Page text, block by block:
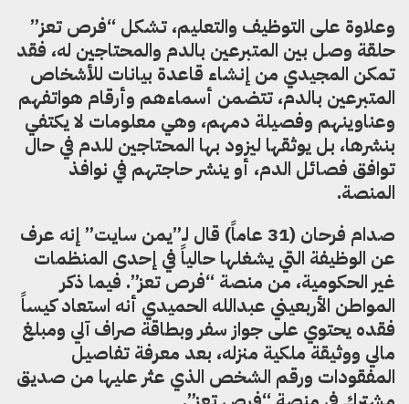
وعلاوة على التوظيف والتعليم، تشكل “فرص تعز”
حلقة وصل بين المتبرعين بالدم والمحتاجين له، فقد
تمكن المجيدي من إنشاء قاعدة بيانات للأشخاص
المتبرعين بالدم، تتضمن أسماءهم وأرقام هواتفهم
وعناوينهم وفصيلة دمهم، وهي معلومات لا يكتفي
بنشرها، بل يوثقها ليزود بها المحتاجين للدم في حال
توافق فصائل الدم، أو ينشر حاجتهم في نوافذ
المنصة.
صدام فرحان (31 عاماً) قال لـ”يمن سايت” إنه عرف
عن الوظيفة التي يشغلها حالياً في إحدى المنظمات
غير الحكومية، من منصة “فرص تعز”. فيما ذكر
المواطن الأربعيني عبدالله الحميدي أنه استعاد كيساً
فقده يحتوي على جواز سفر وبطاقة صراف آلي ومبلغ
مالي ووثيقة ملكية منزله، بعد معرفة تفاصيل
المفقودات ورقم الشخص الذي عثر عليها من صديق